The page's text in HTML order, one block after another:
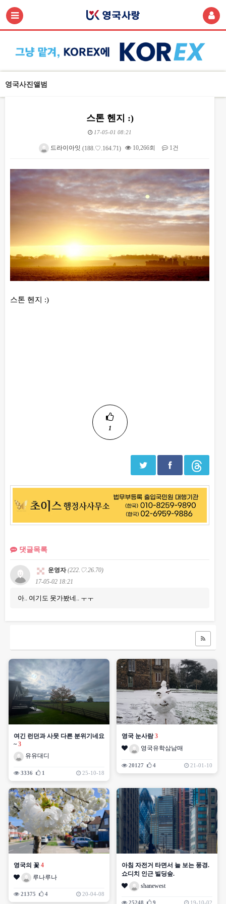
영국사진앨범
스톤 헨지 :)
17-05-01 08:21
드라이아잇 (188.♡.164.71) 10,266회 1건
스톤 헨지 :)
1
댓글목록
운영자 (222.♡.26.70)
17-05-02 18:21
아.. 여기도 못가봤네.. ㅜㅜ
여긴 런던과 사뭇 다른 분위기네요
~ 3
유유대디
3336 1 25-10-18
영국 눈사람3
영국유학삼남매
20127 4 21-01-10
영국의 꽃 4
루나루나
21375 4 20-04-08
아침 자전거 타면서 늘 보는 풍경.
쇼디치 인근 빌딩숲.
shanewest
25248 9 19-10-02